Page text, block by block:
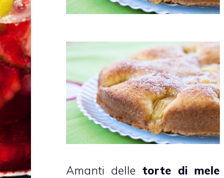
Amanti delle torte di mele